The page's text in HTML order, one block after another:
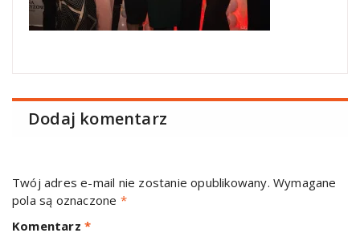
Dodaj komentarz
Twój adres e-mail nie zostanie opublikowany. Wymagane
pola są oznaczone *
Komentarz *